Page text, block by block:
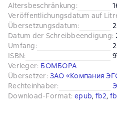
Altersbeschränkung:
Veröffentlichungsdatum auf
Übersetzungsdatum:
Datum der Schreibbeendigung:
Umfang:
ISBN:
Verleger: БОМБОРА
Übersetzer: ЗАО «Компания
Rechteinhaber:
Download-Format: epub, fb2,